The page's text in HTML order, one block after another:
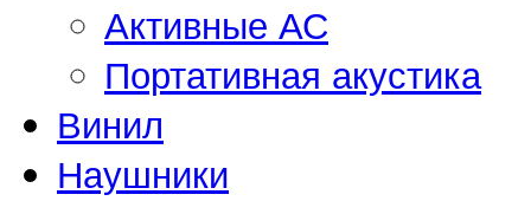
Активные АС
Портативная акустика
Винил
Наушники